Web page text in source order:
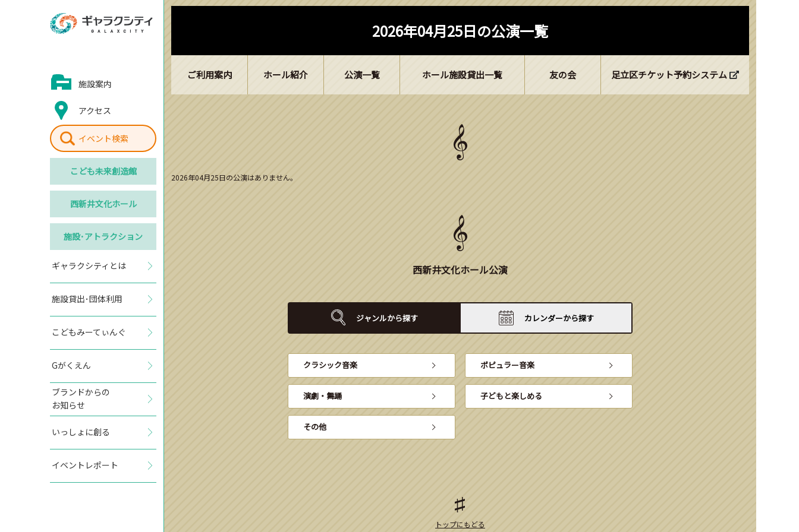
施設案内
アクセス
イベント検索
こども未来創造館
西新井文化ホール
施設･アトラクション
ギャラクシティとは
施設貸出･団体利用
こどもみーてぃんぐ
Gがくえん
ブランドからの
お知らせ
いっしょに創る
イベントレポート
2026年04月25日の公演一覧
ご利用案内 ホール紹介 公演一覧 ホール施設貸出一覧 友の会 足立区チケット予約システム
2026年04月25日の公演はありません。
西新井文化ホール公演
ジャンルから探す カレンダーから探す
クラシック音楽 ポピュラー音楽
演劇・舞踊 子どもと楽しめる
その他
トップにもどる